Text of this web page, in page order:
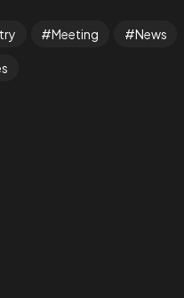
Meeting News